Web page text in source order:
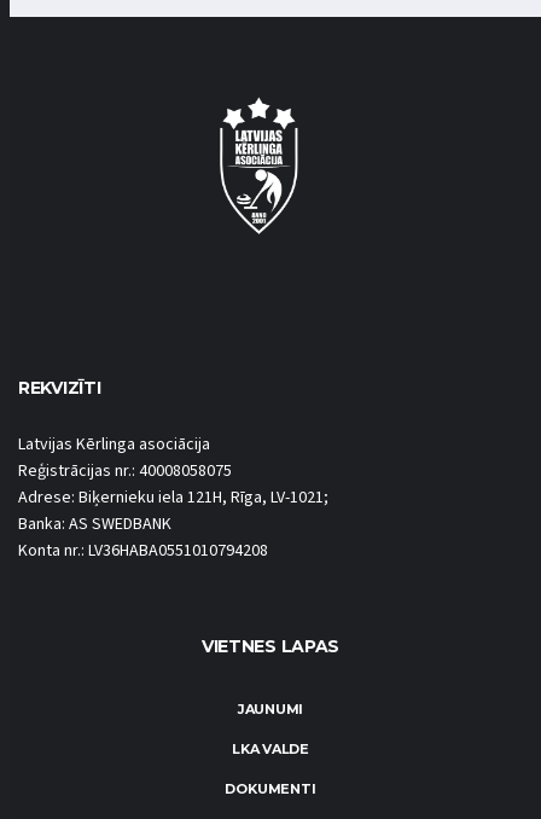
REKVIZĪTI
Latvijas Kērlinga asociācija
Reģistrācijas nr.: 40008058075
Adrese: Biķernieku iela 121H, Rīga, LV-1021;
Banka: AS SWEDBANK
Konta nr.: LV36HABA0551010794208
VIETNES LAPAS
JAUNUMI
LKA VALDE
DOKUMENTI